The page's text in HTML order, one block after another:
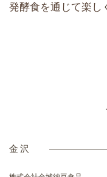
発酵食を通じて楽し
金沢